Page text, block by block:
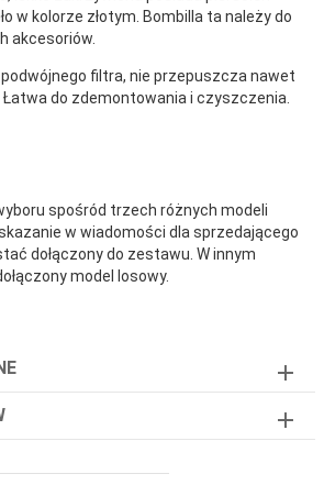
w kolorze złotym. Bombilla ta należy do
akcesoriów.
filtra, nie przepuszcza nawet
do zdemontowania i czyszczenia.
spośród trzech różnych modeli
w wiadomości dla sprzedającego
dołączony do zestawu. W innym
model losowy.